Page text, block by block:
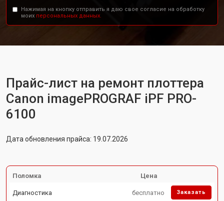
Нажимая на кнопку отправить я даю свое согласие на обработку
моих персональных данных.
Прайс-лист на ремонт плоттера
Canon imagePROGRAF iPF PRO-
6100
Дата обновления прайса: 19.07.2026
Поломка Цена
Диагностика бесплатно Заказать